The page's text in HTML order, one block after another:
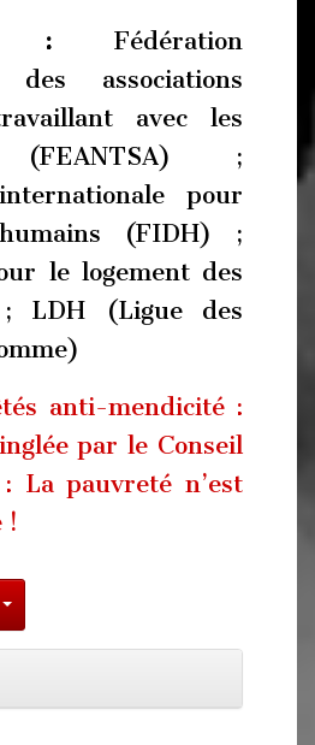
: Fédération
des associations
avec les
(FEANTSA) ;
pour
(FIDH) ;
le logement des
; LDH (Ligue des
anti-mendicité :
par le Conseil
La pauvreté n’est
!